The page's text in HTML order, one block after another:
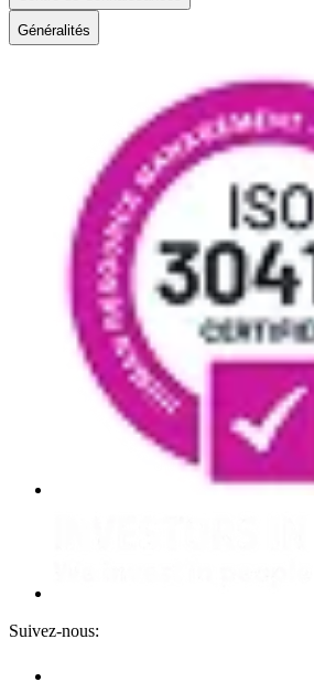
Généralités
Suivez-nous: